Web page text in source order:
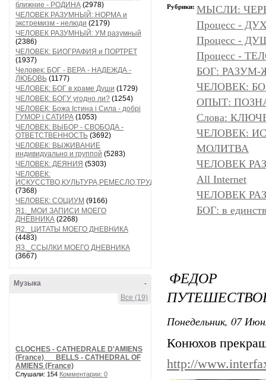
ближние - РОДИНА (2978)
ЧЕЛОВЕК РАЗУМНЫЙ: НОРМА и
экстремизм - нелюди (2179)
ЧЕЛОВЕК РАЗУМНЫЙ: УМ разумный
(2386)
ЧЕЛОВЕК: БИОГРАФИЯ и ПОРТРЕТ
(1937)
Человек: БОГ - ВЕРА - НАДЕЖДА -
ЛЮБОВЬ (1177)
ЧЕЛОВЕК: БОГ в храме Души (1729)
ЧЕЛОВЕК: БОГУ угодно ли? (1254)
ЧЕЛОВЕК: Божа Істина і Сила - добрі
ГУМОР і САТИРА (1053)
ЧЕЛОВЕК: ВЫБОР - СВОБОДА -
ОТВЕТСТВЕННОСТЬ (3692)
ЧЕЛОВЕК: ВЫЖИВАНИЕ
индивидуально и группой (5283)
ЧЕЛОВЕК: ДЕЯНИЯ (5303)
ЧЕЛОВЕК:
ИСКУССТВО,КУЛЬТУРА,РЕМЕСЛО,ТРУД
(7368)
ЧЕЛОВЕК: СОЦИУМ (9166)
Я1._МОИ ЗАПИСИ МОЕГО
ДНЕВНИКА (2268)
Я2._ЦИТАТЫ МОЕГО ДНЕВНИКА
(4483)
Я3._ССЫЛКИ МОЕГО ДНЕВНИКА
(3667)
-
Музыка
Все (19)
CLOCHES - CATHEDRALE D'AMIENS
(France) __ BELLS - CATHEDRAL OF
AMIENS (France)
Слушали: 154 Комментарии: 0
Рубрики: МЫСЛИ:
Процесс -
Процесс -
Процесс -
БОГ:
ЧЕЛОВЕК:
ОПЫТ:
Слова:
ЧЕЛОВЕК:
МОЛИТВА
ЧЕЛОВЕК
All Internet
ЧЕЛОВЕК
БОГ: в
ФЕДОР
Понедельник, 07
Конюхов
http://